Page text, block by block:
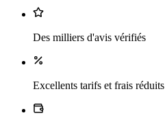
Des milliers d'avis vérifiés
Excellents tarifs et frais réduits